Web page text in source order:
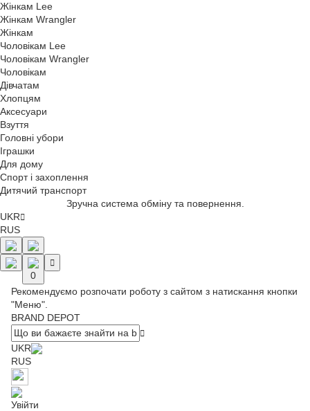
Жінкам Lee
Жінкам Wrangler
Жінкам
Чоловікам Lee
Чоловікам Wrangler
Чоловікам
Дівчатам
Хлопцям
Аксесуари
Взуття
Головні убори
Іграшки
Для дому
Спорт і захоплення
Дитячий транспорт
Зручна система обміну та повернення.
UKR
RUS
0
Рекомендуємо розпочати роботу з сайтом з натискання кнопки
"Меню".
BRAND DEPOT
UKR
RUS
Увійти